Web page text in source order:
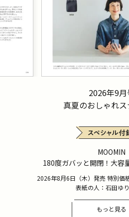
2026年9月
真夏のおしゃれ
MOOMIN
180度ガバッと開閉！大容
2026年8月6日（木）発売 特別価
表紙の人：石田ゆ
もっと見る